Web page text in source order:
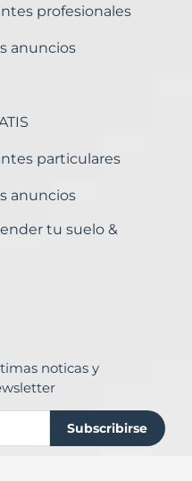
profesionales
anuncios
particulares
anuncios
tu suelo &
noticas y
Subscribirse